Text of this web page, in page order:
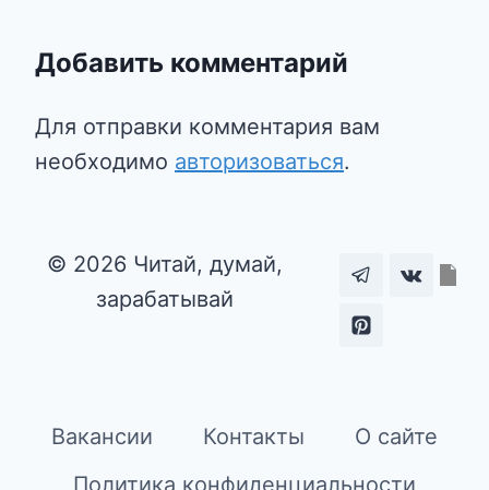
Добавить комментарий
Для отправки комментария вам
необходимо авторизоваться.
© 2026 Читай, думай,
зарабатывай
Вакансии Контакты
О сайте
Политика конфиденциальности